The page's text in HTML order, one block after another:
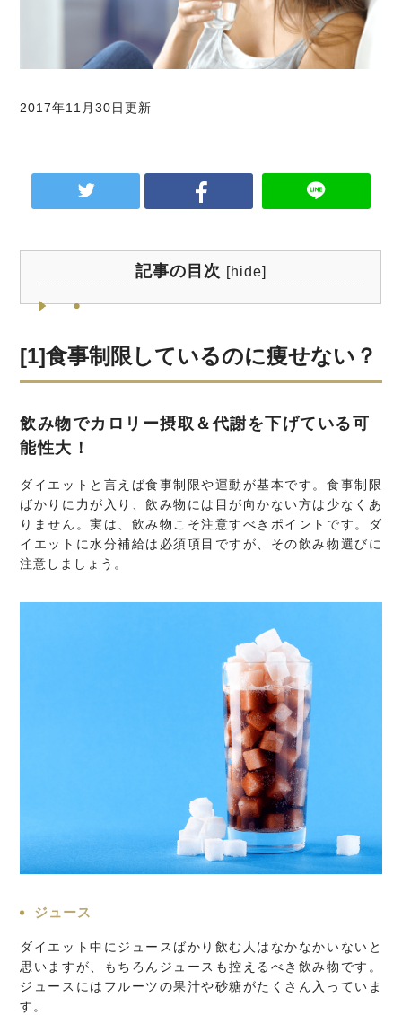
2017年11月30日更新
記事の目次 [hide]
[1]食事制限しているのに痩せない？
飲み物でカロリー摂取＆代謝を下げている可
能性大！
ダイエットと言えば食事制限や運動が基本です。食事制限
ばかりに力が入り、飲み物には目が向かない方は少なくあ
りません。実は、飲み物こそ注意すべきポイントです。ダ
イエットに水分補給は必須項目ですが、その飲み物選びに
注意しましょう。
ジュース
ダイエット中にジュースばかり飲む人はなかなかいないと
思いますが、もちろんジュースも控えるべき飲み物です。
ジュースにはフルーツの果汁や砂糖がたくさん入っていま
す。